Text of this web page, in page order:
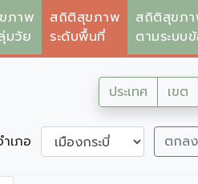
ภาพ
มวัย
สถิติสุขภาพ
ระดับพื้นที่
สถิติสุขภ
ตามระบบ
ประเทศ เขต
เภอ ตกลง